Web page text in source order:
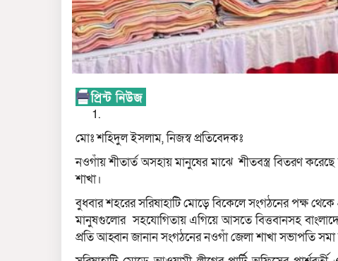
মোঃ শহিদুল ইসলাম, নিজস্ব প্রতিবেদকঃ
নওগাঁয় শীতার্ত অসহায় মানুষের মাঝে শীতবস্ত্র বিতরণ
শাখা।
বুধবার শহরের সরিষাহাটি মোড়ে বিকেলে সংগঠনের পক্ষ থেকে
মানুষগুলোর সহযোগিতায় এগিয়ে আসতে বিত্তবানসহ
প্রতি আহ্বান জানান সংগঠনের নওগাঁ জেলা শাখা সভাপতি